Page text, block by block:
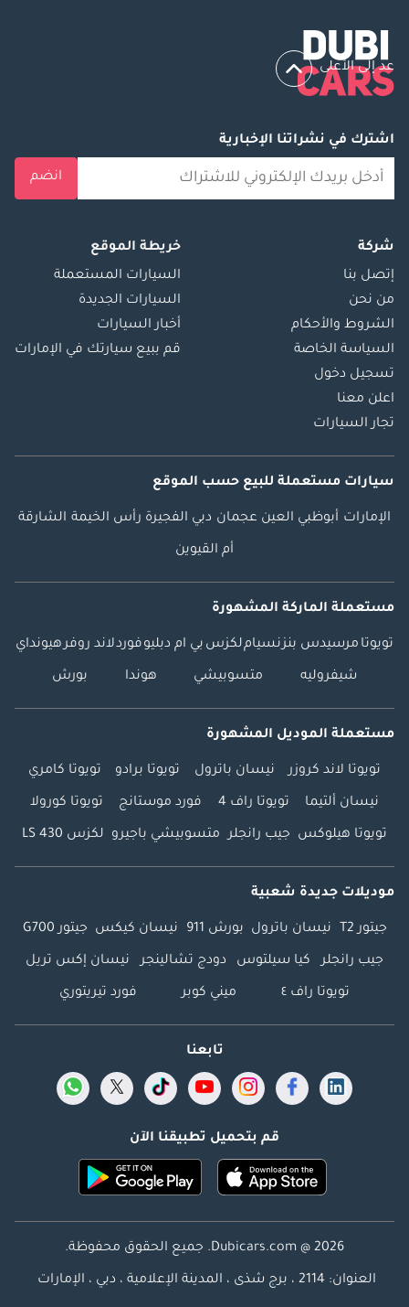
عد إلى الأعلى
اشترك في نشراتنا الإخبارية
انضم
شركة
إتصل بنا
من نحن
الشروط والأحكام
السياسة الخاصة
تسجيل دخول
اعلن معنا
تجار السيارات
خريطة الموقع
السيارات المستعملة
السيارات الجديدة
أخبار السيارات
قم ببيع سيارتك في الإمارات
سيارات مستعملة للبيع حسب الموقع
الإمارات أبوظبي العين عجمان دبي الفجيرة رأس الخيمة الشارقة
أم القيوين
مستعملة الماركة المشهورة
تويوتا مرسيدس بنزنسياملكزس بي ام دبليوفوردلاند روفرهيونداي
شيفروليه متسوبيشي هوندا بورش
مستعملة الموديل المشهورة
تويوتا لاند كروزر نيسان باترول تويوتا برادو تويوتا كامري
نيسان ألتيما تويوتا راف 4 فورد موستانج تويوتا كورولا
تويوتا هيلوكس جيب رانجلر متسوبيشي باجيرو لكزس LS 430
موديلات جديدة شعبية
جيتور T2 نيسان باترول بورش 911 نيسان كيكس جيتور G700
جيب رانجلر كيا سيلتوس دودج تشالينجر نيسان إكس تريل
تويوتا راف ٤ ميني كوبر فورد تيريتوري
تابعنا
قم بتحميل تطبيقنا الآن
Dubicars.com @ 2026. جميع الحقوق محفوظة.
العنوان: 2114 ، برج شذى ، المدينة الإعلامية ، دبي ، الإمارات